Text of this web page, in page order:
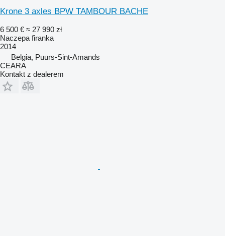
Krone 3 axles BPW TAMBOUR BACHE
6 500 € ≈ 27 990 zł
Naczepa firanka
2014
Belgia, Puurs-Sint-Amands
CEARA
Kontakt z dealerem